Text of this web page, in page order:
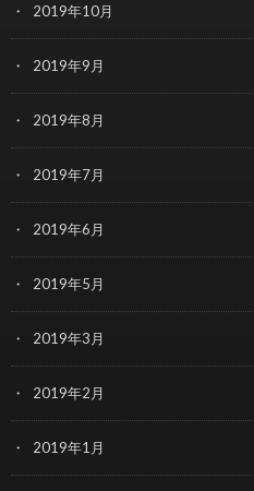
2019年10月
2019年9月
2019年8月
2019年7月
2019年6月
2019年5月
2019年3月
2019年2月
2019年1月